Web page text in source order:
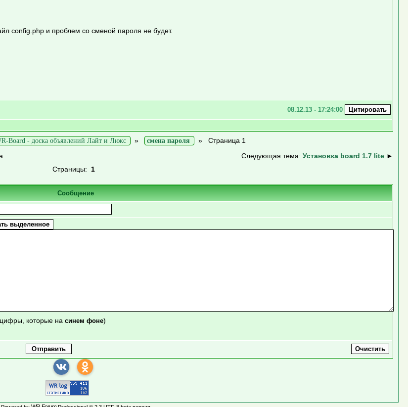
config.php и проблем со сменой пароля не будет.
08.12.13 - 17:24:00
Board - доска объявлений Лайт и Люкс » смена пароля » Страница 1
Следующая тема: Установка board 1.7 lite►
Страницы: 1
Сообщение
которые на синем фоне)